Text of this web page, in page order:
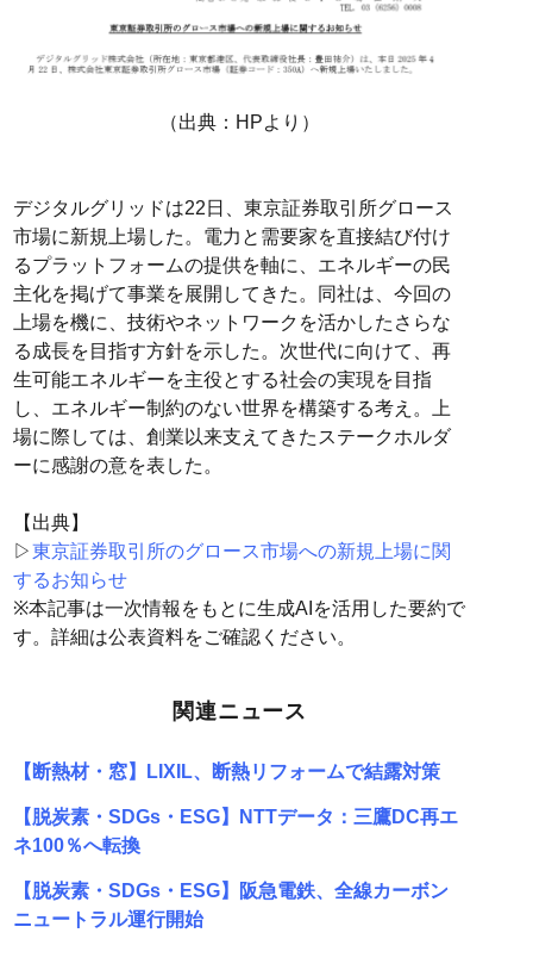
（出典：HPより）
デジタルグリッドは22日、東京証券取引所グロース
市場に新規上場した。電力と需要家を直接結び付け
るプラットフォームの提供を軸に、エネルギーの民
主化を掲げて事業を展開してきた。同社は、今回の
上場を機に、技術やネットワークを活かしたさらな
る成長を目指す方針を示した。次世代に向けて、再
生可能エネルギーを主役とする社会の実現を目指
し、エネルギー制約のない世界を構築する考え。上
場に際しては、創業以来支えてきたステークホルダ
ーに感謝の意を表した。
【出典】
▷東京証券取引所のグロース市場への新規上場に関
するお知らせ
※本記事は一次情報をもとに生成AIを活用した要約で
す。詳細は公表資料をご確認ください。
関連ニュース
【断熱材・窓】LIXIL、断熱リフォームで結露対策
【脱炭素・SDGs・ESG】NTTデータ：三鷹DC再エ
ネ100％へ転換
【脱炭素・SDGs・ESG】阪急電鉄、全線カーボン
ニュートラル運行開始